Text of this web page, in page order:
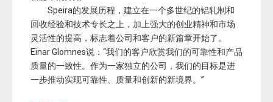
Speira的发展历程，建立在一个多世纪的铝轧制和
回收经验和技术专长之上，加上强大的创业精神和市场
灵活性的提高，标志着公司和客户的新篇章开始了。
Einar Glomnes说：“我们的客户欣赏我们的可靠性和产品
质量的一致性。作为一家独立的公司，我们的目标是进
一步推动实现可靠性、质量和创新的新境界。”